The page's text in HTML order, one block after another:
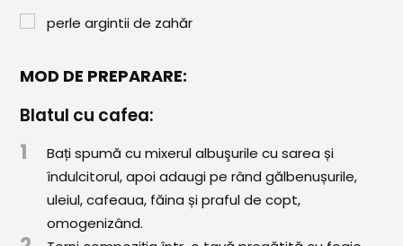
perle argintii de zahăr
MOD DE PREPARARE:
Blatul cu cafea:
1
Bați spumă cu mixerul albuşurile cu sarea și
îndulcitorul, apoi adaugi pe rând gălbenușurile,
uleiul, cafeaua, făina și praful de copt,
omogenizând.